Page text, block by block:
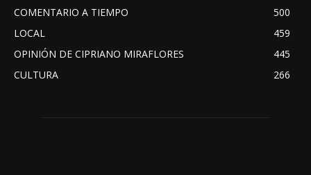
COMENTARIO A TIEMPO
500
LOCAL
459
OPINIÓN DE CIPRIANO MIRAFLORES
445
CULTURA
266